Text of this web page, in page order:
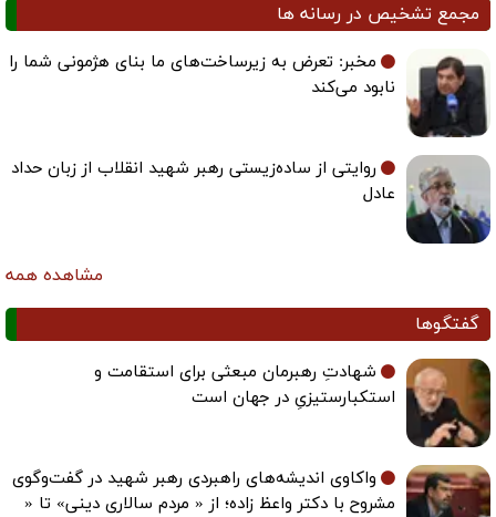
مجمع تشخیص در رسانه ها
مخبر: تعرض به زیرساخت‌های ما بنای هژمونی شما را
نابود می‌کند
روایتی از ساده‌زیستی رهبر شهید انقلاب از زبان حداد
عادل
مشاهده همه
گفتگوها
شهادتِ رهبرمان مبعثی برای استقامت و
استکبارستیزیِ در جهان است
واکاوی اندیشه‌های راهبردی رهبر شهید در گفت‌وگوی
مشروح با دکتر واعظ زاده؛ از « مردم سالاری دینی» تا «